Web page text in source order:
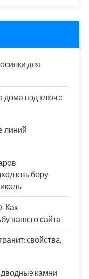
для
дома под ключ с
линий
к выбору
Как
вашего сайта
свойства,
камни